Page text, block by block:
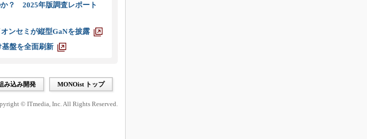
？ 2025年版調査レポート
ンセミが縦型GaNを披露
盤を全面刷新
み込み開発 MONOist トップ
© ITmedia, Inc. All Rights Reserved.